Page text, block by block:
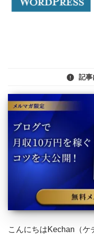
記事
こんにちはKechan（ケ